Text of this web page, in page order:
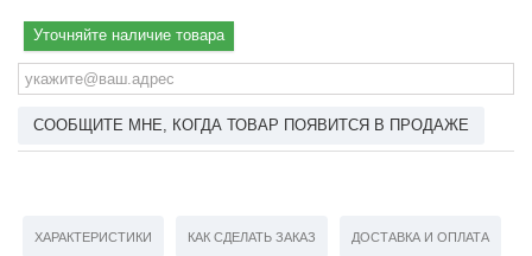
Уточняйте наличие товара
СООБЩИТЕ МНЕ, КОГДА ТОВАР ПОЯВИТСЯ В ПРОДАЖЕ
ХАРАКТЕРИСТИКИ КАК СДЕЛАТЬ ЗАКАЗ ДОСТАВКА И ОПЛАТА